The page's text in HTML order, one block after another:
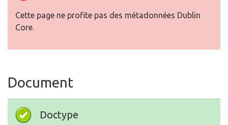
Cette page ne profite pas des métadonnées Dublin
Core.
Document
Doctype